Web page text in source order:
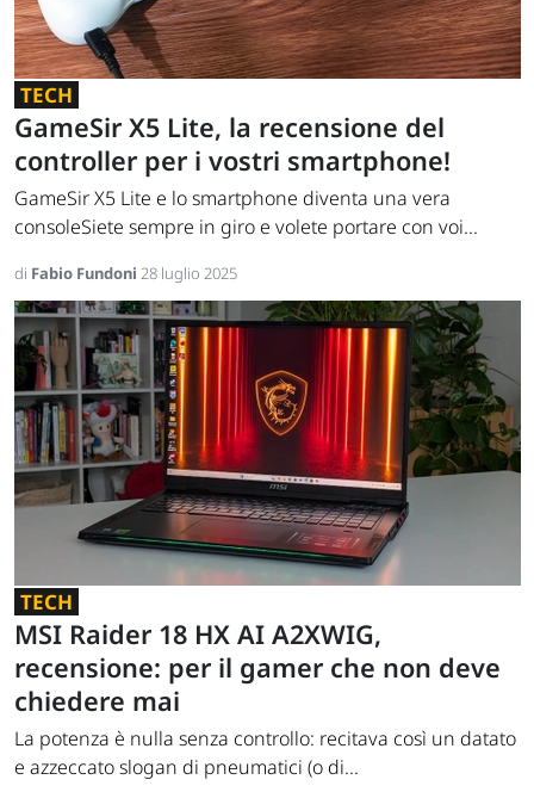
TECH
GameSir X5 Lite, la recensione del
controller per i vostri smartphone!
GameSir X5 Lite e lo smartphone diventa una vera
consoleSiete sempre in giro e volete portare con voi...
di Fabio Fundoni 28 luglio 2025
TECH
MSI Raider 18 HX AI A2XWIG,
recensione: per il gamer che non deve
chiedere mai
La potenza è nulla senza controllo: recitava così un datato
e azzeccato slogan di pneumatici (o di...